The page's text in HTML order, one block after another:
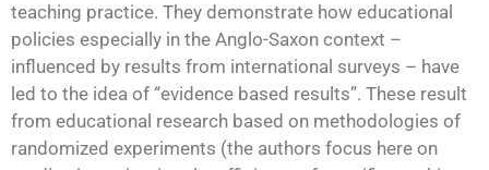
teaching practice. They demonstrate how educational
policies especially in the Anglo-Saxon context –
influenced by results from international surveys – have
led to the idea of “evidence based results”. These result
from educational research based on methodologies of
randomized experiments (the authors focus here on